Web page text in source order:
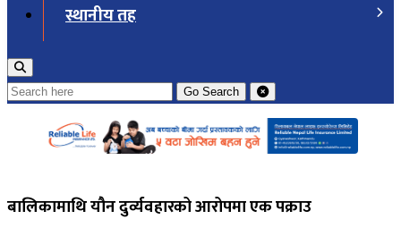
स्थानीय तह
Go Search
बालिकामाथि यौन दुर्व्यवहारको आरोपमा एक पक्राउ